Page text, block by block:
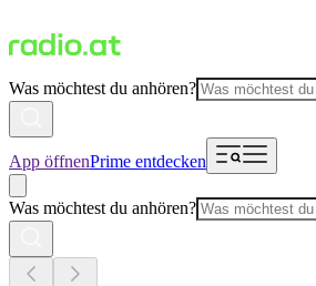
Was möchtest du anhören?
App öffnenPrime entdecken
Was möchtest du anhören?